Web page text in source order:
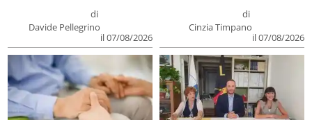
di
Davide Pellegrino
il 07/08/2026
di
Cinzia Timpano
il 07/08/2026